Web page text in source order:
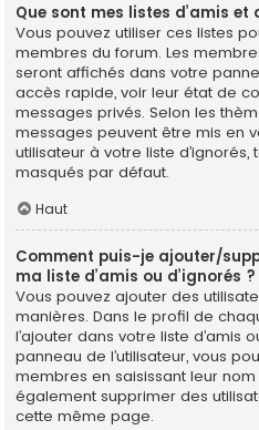
Que sont mes listes d’amis et
Vous pouvez utiliser ces listes
membres du forum. Les
seront affichés dans votre
accès rapide, voir leur état de
messages privés. Selon les
messages peuvent être mis en
utilisateur à votre liste
masqués par défaut.
Haut
Comment puis-je ajouter/
ma liste d’amis ou d’ignorés ?
Vous pouvez ajouter des
manières. Dans le profil de
l’ajouter dans votre liste d’amis
panneau de l’utilisateur, vous
membres en saisissant leur nom
également supprimer des
cette même page.